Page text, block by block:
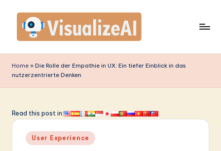
content
is
u
li
Home » Die Rolle der Empathie in UX: Ein tiefer Einblick in das
nutzerzentrierte Denken
Read this post in:
Posted
in
User Experience